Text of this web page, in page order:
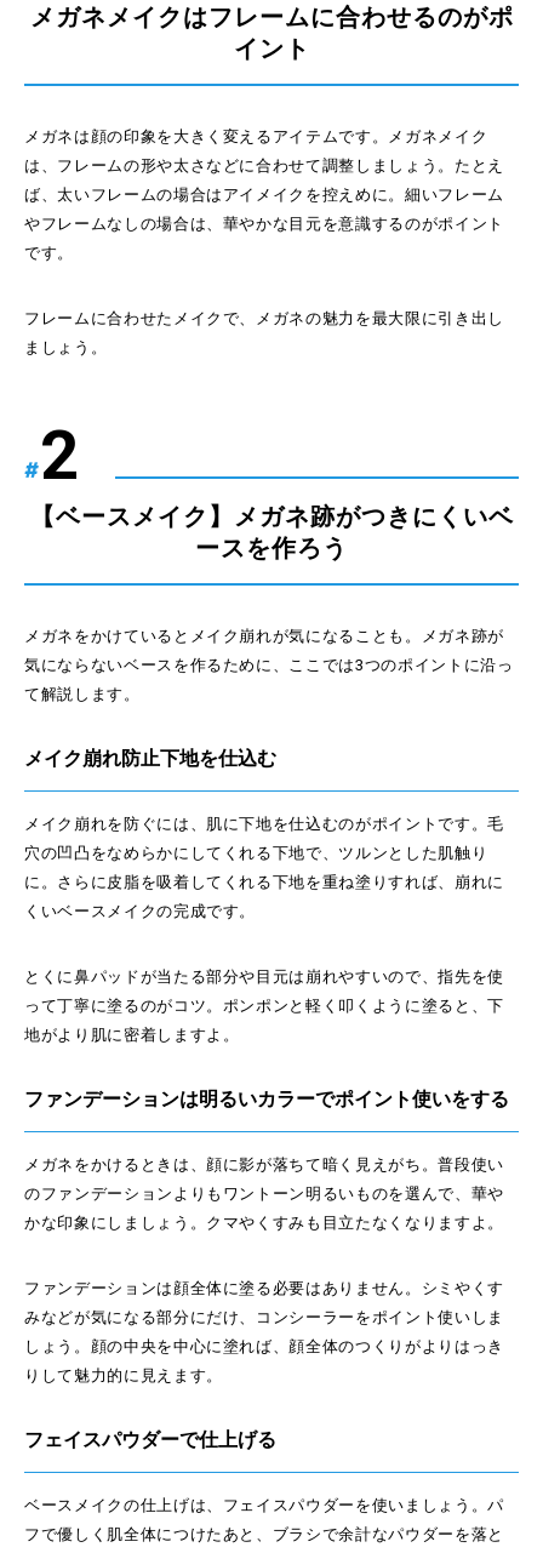
メガネメイクはフレームに合わせるのがポ
イント
メガネは顔の印象を大きく変えるアイテムです。メガネメイク
は、フレームの形や太さなどに合わせて調整しましょう。たとえ
ば、太いフレームの場合はアイメイクを控えめに。細いフレーム
やフレームなしの場合は、華やかな目元を意識するのがポイント
です。
フレームに合わせたメイクで、メガネの魅力を最大限に引き出し
ましょう。
#
【ベースメイク】メガネ跡がつきにくいベ
ースを作ろう
メガネをかけているとメイク崩れが気になることも。メガネ跡が
気にならないベースを作るために、ここでは3つのポイントに沿っ
て解説します。
メイク崩れ防止下地を仕込む
メイク崩れを防ぐには、肌に下地を仕込むのがポイントです。毛
穴の凹凸をなめらかにしてくれる下地で、ツルンとした肌触り
に。さらに皮脂を吸着してくれる下地を重ね塗りすれば、崩れに
くいベースメイクの完成です。
とくに鼻パッドが当たる部分や目元は崩れやすいので、指先を使
って丁寧に塗るのがコツ。ポンポンと軽く叩くように塗ると、下
地がより肌に密着しますよ。
ファンデーションは明るいカラーでポイント使いをする
メガネをかけるときは、顔に影が落ちて暗く見えがち。普段使い
のファンデーションよりもワントーン明るいものを選んで、華や
かな印象にしましょう。クマやくすみも目立たなくなりますよ。
ファンデーションは顔全体に塗る必要はありません。シミやくす
みなどが気になる部分にだけ、コンシーラーをポイント使いしま
しょう。顔の中央を中心に塗れば、顔全体のつくりがよりはっき
りして魅力的に見えます。
フェイスパウダーで仕上げる
ベースメイクの仕上げは、フェイスパウダーを使いましょう。パ
フで優しく肌全体につけたあと、ブラシで余計なパウダーを落と